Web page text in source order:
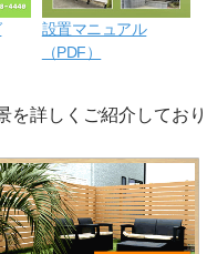
設置マニュアル
（PDF）
を詳しくご紹介しており